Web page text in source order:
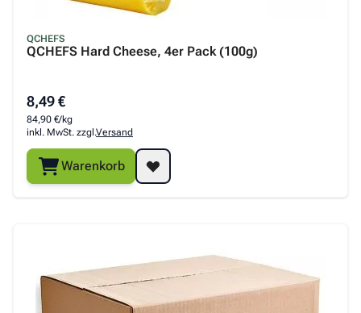
QCHEFS
QCHEFS Hard Cheese, 4er Pack (100g)
8,49 €
84,90 €/kg
inkl. MwSt. zzgl.Versand
Warenkorb